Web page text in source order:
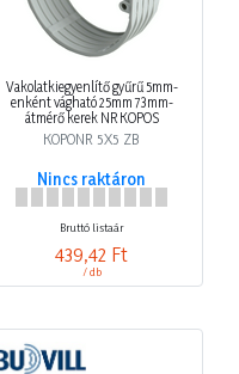
Vakolatkiegyenlítő gyűrű 5mm-
enként vágható 25mm 73mm-
átmérő kerek NR KOPOS
KOPONR 5X5 ZB
Nincs raktáron
Bruttó listaár
439,42 Ft
/ db